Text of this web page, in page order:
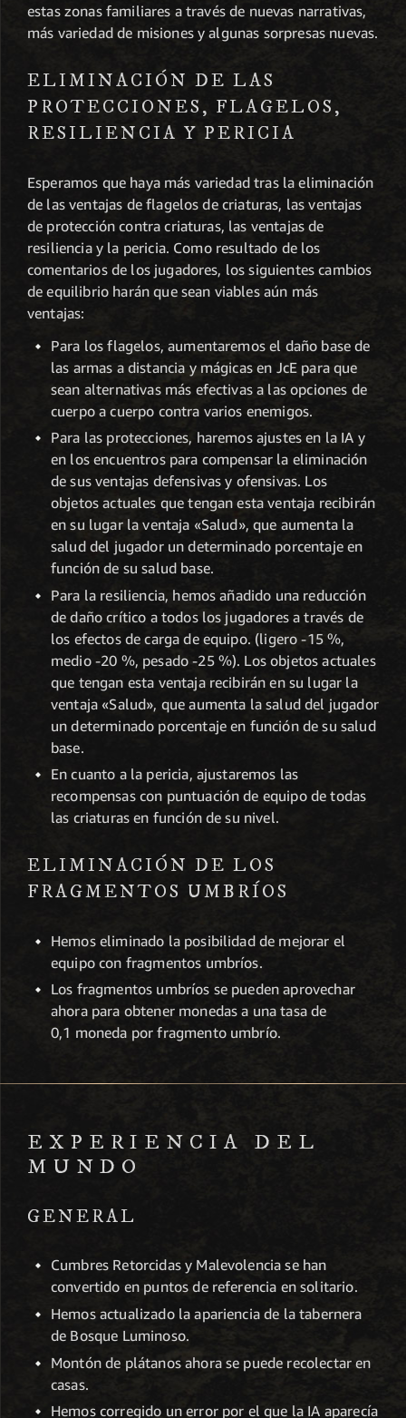
estas zonas familiares a través de nuevas narrativas,
más variedad de misiones y algunas sorpresas nuevas.
ELIMINACIÓN DE LAS
PROTECCIONES, FLAGELOS,
RESILIENCIA Y PERICIA
Esperamos que haya más variedad tras la eliminación
de las ventajas de flagelos de criaturas, las ventajas
de protección contra criaturas, las ventajas de
resiliencia y la pericia. Como resultado de los
comentarios de los jugadores, los siguientes cambios
de equilibrio harán que sean viables aún más
ventajas:
Para los flagelos, aumentaremos el daño base de
las armas a distancia y mágicas en JcE para que
sean alternativas más efectivas a las opciones de
cuerpo a cuerpo contra varios enemigos.
Para las protecciones, haremos ajustes en la IA y
en los encuentros para compensar la eliminación
de sus ventajas defensivas y ofensivas. Los
objetos actuales que tengan esta ventaja recibirán
en su lugar la ventaja «Salud», que aumenta la
salud del jugador un determinado porcentaje en
función de su salud base.
Para la resiliencia, hemos añadido una reducción
de daño crítico a todos los jugadores a través de
los efectos de carga de equipo. (ligero -15 %,
medio -20 %, pesado -25 %). Los objetos actuales
que tengan esta ventaja recibirán en su lugar la
ventaja «Salud», que aumenta la salud del jugador
un determinado porcentaje en función de su salud
base.
En cuanto a la pericia, ajustaremos las
recompensas con puntuación de equipo de todas
las criaturas en función de su nivel.
ELIMINACIÓN DE LOS
FRAGMENTOS UMBRÍOS
Hemos eliminado la posibilidad de mejorar el
equipo con fragmentos umbríos.
Los fragmentos umbríos se pueden aprovechar
ahora para obtener monedas a una tasa de
0,1 moneda por fragmento umbrío.
EXPERIENCIA DEL
MUNDO
GENERAL
Cumbres Retorcidas y Malevolencia se han
convertido en puntos de referencia en solitario.
Hemos actualizado la apariencia de la tabernera
de Bosque Luminoso.
Montón de plátanos ahora se puede recolectar en
casas.
Hemos corregido un error por el que la IA aparecía